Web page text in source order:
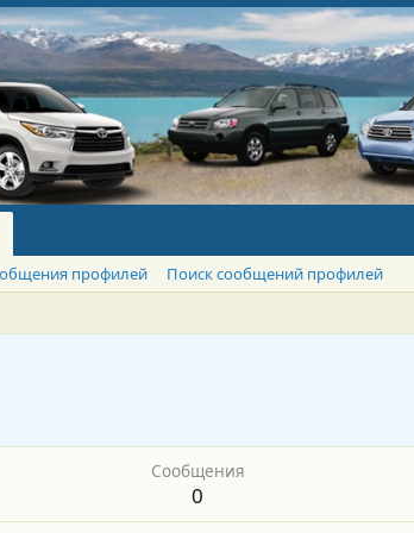
профилей
Поиск сообщений профилей
Сообщения
0